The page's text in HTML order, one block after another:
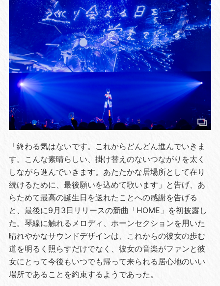
「終わる気はないです。これからどんどん進んでいきま
す。こんな素晴らしい、掛け替えのないつながりを太く
しながら進んでいきます。あたたかな居場所として在り
続けるために、最後願いを込めて歌います」と告げ、あ
らためて最高の誕生日を送れたことへの感謝を告げる
と、最後に9月3日リリースの新曲「HOME」を初披露し
た。琴線に触れるメロディ、ホーンセクションを用いた
晴れやかなサウンドデザインは、これからの彼女の歩む
道を明るく照らすだけでなく、彼女の音楽がファンと彼
女にとって今後もいつでも帰って来られる居心地のいい
場所であることを約束するようであった。